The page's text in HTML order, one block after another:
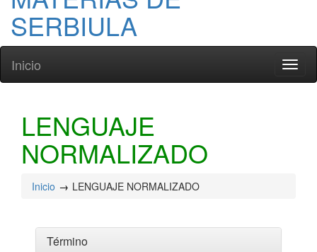
SERBIULA
Inicio
LENGUAJE
NORMALIZADO
Inicio LENGUAJE NORMALIZADO
Término